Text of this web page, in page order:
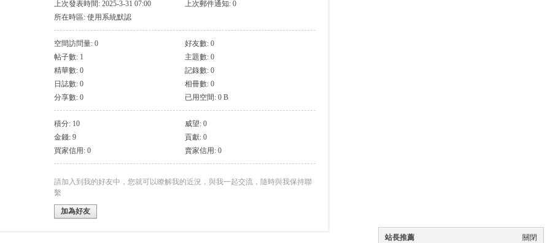
上次發表時間: 2025-3-31 07:00
上次郵件通知: 0
所在時區: 使用系統默認
空間訪問量: 0
好友數: 0
帖子數: 1
主題數: 0
精華數: 0
記錄數: 0
日誌數: 0
相冊數: 0
分享數: 0
已用空間: 0 B
積分: 10
威望: 0
金錢: 9
貢獻: 0
買家信用: 0
賣家信用: 0
請加入到我的好友中，您就可以瞭解我的近況，與我一起交流，隨時與我保持聯
繫
加為好友
關閉
站長推薦